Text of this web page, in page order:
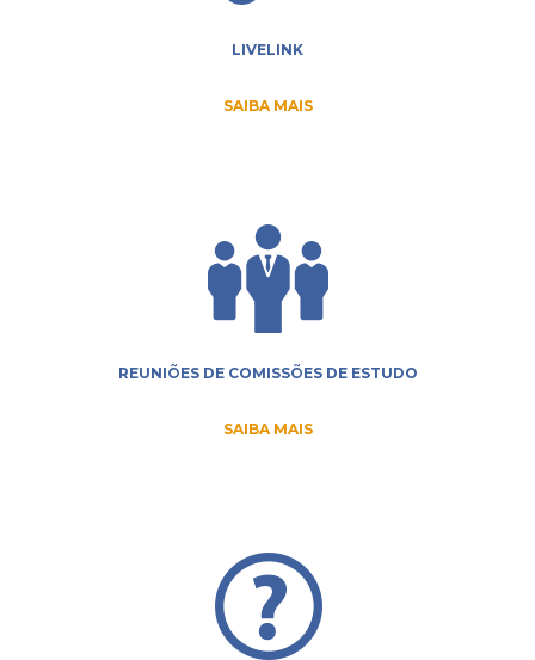
LIVELINK
SAIBA MAIS
REUNIÕES DE COMISSÕES DE ESTUDO
SAIBA MAIS